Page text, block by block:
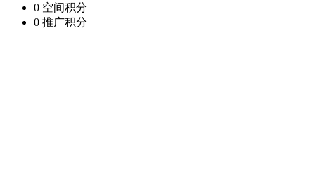
0 空间积分
0 推广积分